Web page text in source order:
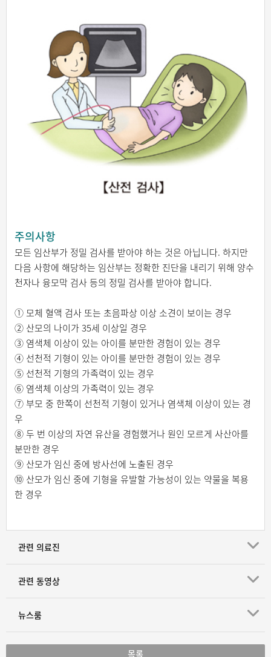
주의사항
모든 임산부가 정밀 검사를 받아야 하는 것은 아닙니다. 하지만
다음 사항에 해당하는 임산부는 정확한 진단을 내리기 위해 양수
천자나 융모막 검사 등의 정밀 검사를 받아야 합니다.
① 모체 혈액 검사 또는 초음파상 이상 소견이 보이는 경우
② 산모의 나이가 35세 이상일 경우
③ 염색체 이상이 있는 아이를 분만한 경험이 있는 경우
④ 선천적 기형이 있는 아이를 분만한 경험이 있는 경우
⑤ 선천적 기형의 가족력이 있는 경우
⑥ 염색체 이상의 가족력이 있는 경우
⑦ 부모 중 한쪽이 선천적 기형이 있거나 염색체 이상이 있는 경
우
⑧ 두 번 이상의 자연 유산을 경험했거나 원인 모르게 사산아를
분만한 경우
⑨ 산모가 임신 중에 방사선에 노출된 경우
⑩ 산모가 임신 중에 기형을 유발할 가능성이 있는 약물을 복용
한 경우
관련 의료진
관련 동영상
뉴스룸
목록